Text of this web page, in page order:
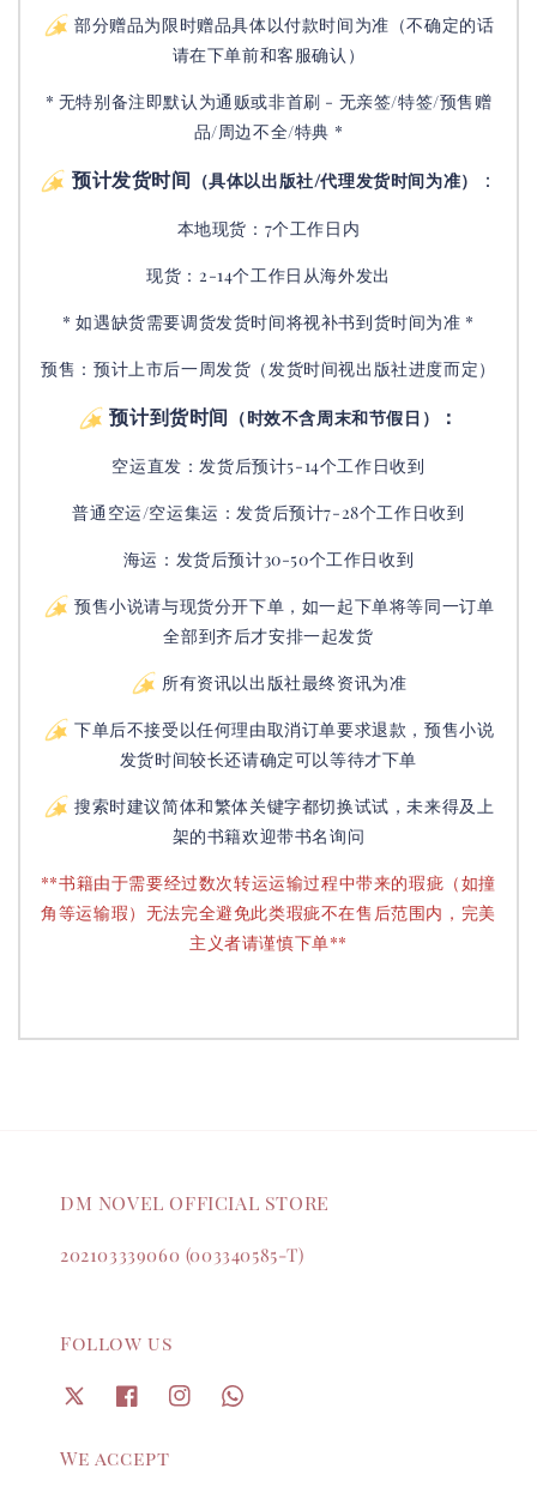
部分赠品为限时赠品具体以付款时间为准（不确定的话
请在下单前和客服确认）
* 无特别备注即默认为通贩或非首刷 - 无亲签/特签/预售赠
品/周边不全/特典 *
预计发货时间 （具体以出版社/代理发货时间为准） ：
本地现货：7个工作日内
现货：2-14个工作日从海外发出
* 如遇缺货需要调货发货时间将视补书到货时间为准 *
预售：预计上市后一周发货（发货时间视出版社进度而定）
预计到货时间 （时效不含周末和节假日） ：
空运直发：发货后预计5-14个工作日收到
普通空运/空运集运：发货后预计7-28个工作日收到
海运：发货后预计30-50个工作日收到
预售小说请与现货分开下单，如一起下单将等同一订单
全部到齐后才安排一起发货
所有资讯以出版社最终资讯为准
下单后不接受以任何理由取消订单要求退款，预售小说
发货时间较长还请确定可以等待才下单
搜索时建议简体和繁体关键字都切换试试，未来得及上
架的书籍欢迎带书名询问
**书籍由于需要经过数次转运运输过程中带来的瑕疵（如撞
角等运输瑕）无法完全避免此类瑕疵不在售后范围内，完美
主义者请谨慎下单**
DM NOVEL OFFICIAL STORE
202103339060 (003340585-T)
Follow us
We accept